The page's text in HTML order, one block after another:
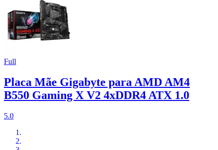
Full
Placa Mãe Gigabyte para AMD AM4
B550 Gaming X V2 4xDDR4 ATX 1.0
5.0